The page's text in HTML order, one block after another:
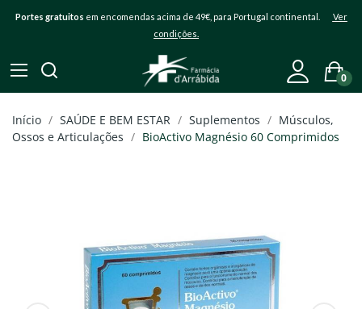
Portes gratuitos em encomendas acima de 49€, para Portugal continental. Ver
condições.
0
Início SAÚDE E BEM ESTAR Suplementos
Músculos,
Ossos e Articulações
BioActivo Magnésio 60 Comprimidos